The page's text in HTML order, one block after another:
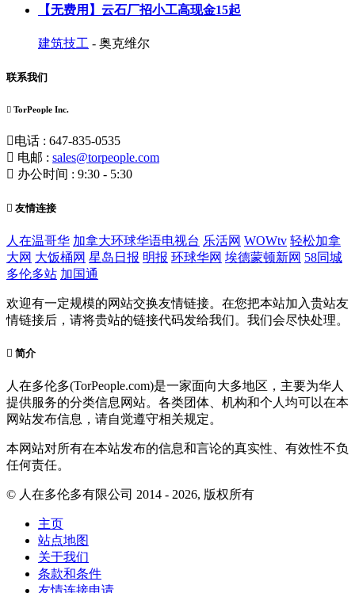
【无费用】云石厂招小工高现金15起
建筑技工 - 奥克维尔
联系我们
TorPeople Inc.
电话 : 647-835-0535
电邮 : sales@torpeople.com
办公时间 : 9:30 - 5:30
友情连接
人在温哥华 加拿大环球华语电视台 乐活网 WOWtv 轻松加拿
大网 大饭桶网 星岛日报 明报 环球华网 埃德蒙顿新网 58同城
多伦多站 加国通
欢迎有一定规模的网站交换友情链接。在您把本站加入贵站友
情链接后，请将贵站的链接代码发给我们。我们会尽快处理。
简介
人在多伦多(TorPeople.com)是一家面向大多地区，主要为华人
提供服务的分类信息网站。各类团体、机构和个人均可以在本
网站发布信息，请自觉遵守相关规定。
本网站对所有在本站发布的信息和言论的真实性、有效性不负
任何责任。
© 人在多伦多有限公司 2014 - 2026, 版权所有
主页
站点地图
关于我们
条款和条件